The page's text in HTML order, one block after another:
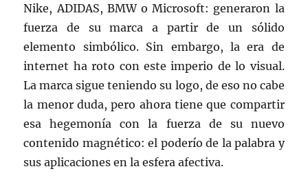
Nike, ADIDAS, BMW o Microsoft: generaron la
fuerza de su marca a partir de un sólido
elemento simbólico. Sin embargo, la era de
internet ha roto con este imperio de lo visual.
La marca sigue teniendo su logo, de eso no cabe
la menor duda, pero ahora tiene que compartir
esa hegemonía con la fuerza de su nuevo
contenido magnético: el poderío de la palabra y
sus aplicaciones en la esfera afectiva.